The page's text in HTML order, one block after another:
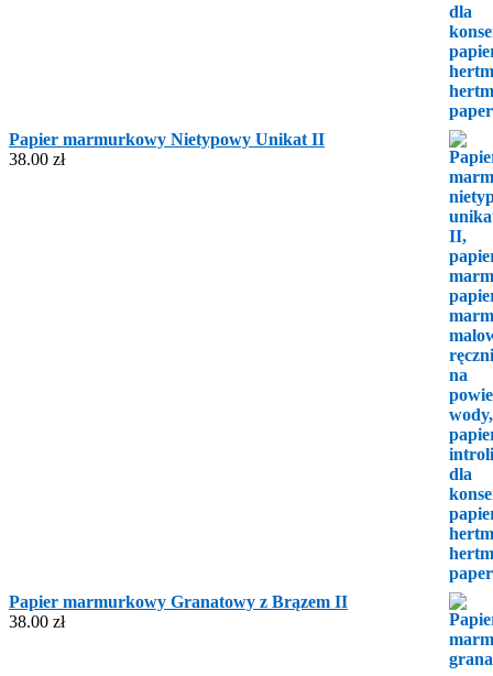
Papier marmurkowy Nietypowy Unikat II
38.00 zł
Papier marmurkowy Granatowy z Brązem II
38.00 zł